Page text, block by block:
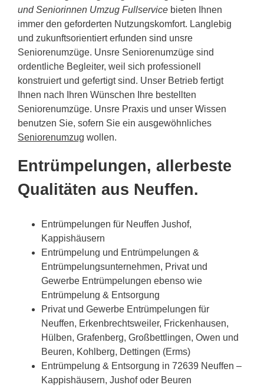
und Seniorinnen Umzug Fullservice bieten Ihnen
immer den geforderten Nutzungskomfort. Langlebig
und zukunftsorientiert erfunden sind unsre
Seniorenumzüge. Unsre Seniorenumzüge sind
ordentliche Begleiter, weil sich professionell
konstruiert und gefertigt sind. Unser Betrieb fertigt
Ihnen nach Ihren Wünschen Ihre bestellten
Seniorenumzüge. Unsre Praxis und unser Wissen
benutzen Sie, sofern Sie ein ausgewöhnliches
Seniorenumzug wollen.
Entrümpelungen, allerbeste
Qualitäten aus Neuffen.
Entrümpelungen für Neuffen Jushof,
Kappishäusern
Entrümpelung und Entrümpelungen &
Entrümpelungsunternehmen, Privat und
Gewerbe Entrümpelungen ebenso wie
Entrümpelung & Entsorgung
Privat und Gewerbe Entrümpelungen für
Neuffen, Erkenbrechtsweiler, Frickenhausen,
Hülben, Grafenberg, Großbettlingen, Owen und
Beuren, Kohlberg, Dettingen (Erms)
Entrümpelung & Entsorgung in 72639 Neuffen –
Kappishäusern, Jushof oder Beuren